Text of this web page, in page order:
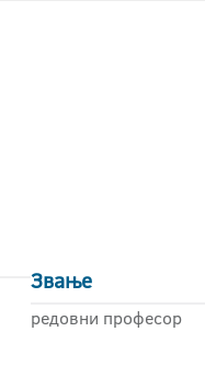
Звање
редовни професор